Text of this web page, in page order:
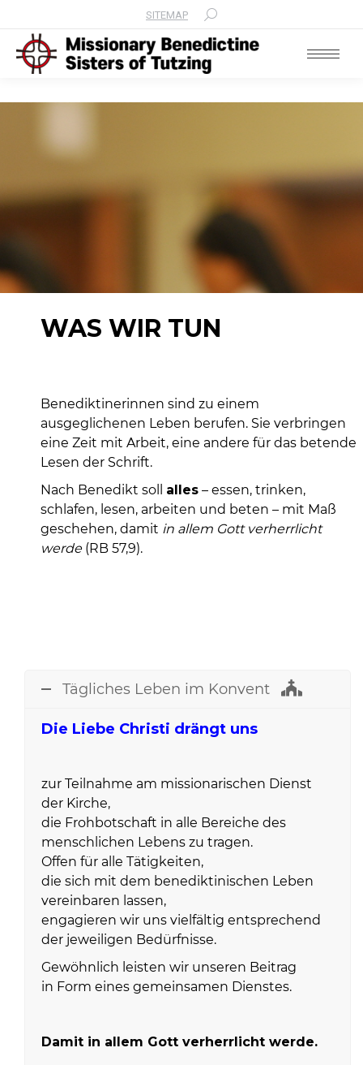
SITEMAP Search:
WAS WIR TUN
Benediktinerinnen sind zu einem
ausgeglichenen Leben berufen. Sie verbringen
eine Zeit mit Arbeit, eine andere für das betende
Lesen der Schrift.
Nach Benedikt soll alles – essen, trinken,
schlafen, lesen, arbeiten und beten – mit Maß
geschehen, damit in allem Gott verherrlicht
werde (RB 57,9).
Tägliches Leben im Konvent
Die Liebe Christi drängt uns
zur Teilnahme am missionarischen Dienst
der Kirche,
die Frohbotschaft in alle Bereiche des
menschlichen Lebens zu tragen.
Offen für alle Tätigkeiten,
die sich mit dem benediktinischen Leben
vereinbaren lassen,
engagieren wir uns vielfältig entsprechend
der jeweiligen Bedürfnisse.
Gewöhnlich leisten wir unseren Beitrag
in Form eines gemeinsamen Dienstes.
Damit in allem Gott verherrlicht werde.